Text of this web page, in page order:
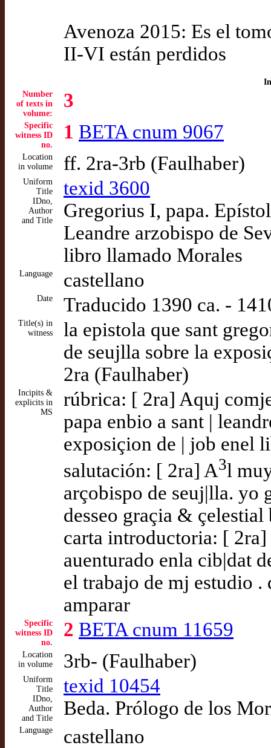
Avenoza 2015: Es el
II-VI están perdidos
Number
of texts in
volume:
3
Specific
witness ID
no.
1 BETA cnum 9067
Location
in volume
ff. 2ra-3rb (Faulhaber)
Uniform
Title
IDno,
Author
and Title
texid 3600
Gregorius I, papa.
Leandre arzobispo de
libro llamado Morales
Language castellano
Date Traducido 1390 ca. -
Title(s) in
witness
la epistola que sant
de seujlla sobre la
2ra (Faulhaber)
Incipits &
explicits in
MS
rúbrica: [ 2ra] Aquj
papa enbio a sant |
exposiçion de | job enel
salutación: [ 2ra] A3l
arçobispo de seuj|lla. yo
desseo graçia & çelestial
carta introductoria: [
auenturado enla cib|dat
el trabajo de mj estudio .
amparar
Specific
witness ID
no.
2 BETA cnum 11659
Location
in volume
3rb- (Faulhaber)
Uniform
Title
IDno,
Author
and Title
texid 10454
Beda. Prólogo de los
Language castellano